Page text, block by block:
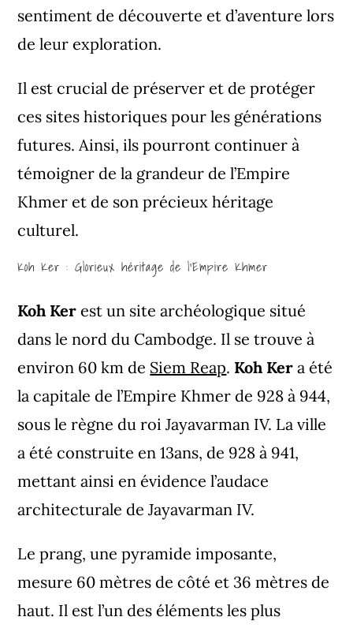
sentiment de découverte et d’aventure lors
de leur exploration.
Il est crucial de préserver et de protéger
ces sites historiques pour les générations
futures. Ainsi, ils pourront continuer à
témoigner de la grandeur de l’Empire
Khmer et de son précieux héritage
culturel.
Koh Ker : Glorieux héritage de l’Empire Khmer
Koh Ker est un site archéologique situé
dans le nord du Cambodge. Il se trouve à
environ 60 km de Siem Reap. Koh Ker a été
la capitale de l’Empire Khmer de 928 à 944,
sous le règne du roi Jayavarman IV. La ville
a été construite en 13ans, de 928 à 941,
mettant ainsi en évidence l’audace
architecturale de Jayavarman IV.
Le prang, une pyramide imposante,
mesure 60 mètres de côté et 36 mètres de
haut. Il est l’un des éléments les plus